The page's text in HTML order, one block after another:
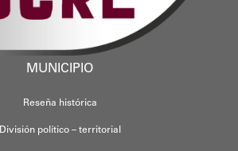
MUNICIPIO
Reseña histórica
División político – territorial